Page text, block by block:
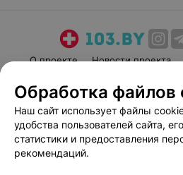
О проекте Новости проекта
Пользовательское соглашение
Вакансии
Написать
Обработка файлов
Наш сайт использует файлы
удобства пользователей сайта,
статистики и предоставления
рекомендаций.